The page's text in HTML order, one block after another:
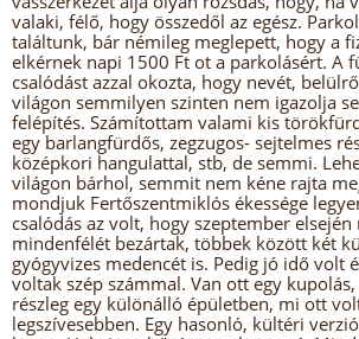
valaki, félő, hogy összedől az egész.
találtunk, bár némileg meglepett, hogy a
elkérnek napi 1500 Ft ot a parkolásért. A
csalódást azzal okozta, hogy nevét,
világon semmilyen szinten nem igazolja
felépítés. Számítottam valami kis
egy barlangfürdős, zegzugos- sejtelmes
középkori hangulattal, stb, de semmi.
világon bárhol, semmit nem kéne rajta
mondjuk Fertőszentmiklós ékessége
csalódás az volt, hogy szeptember
mindenfélét bezártak, többek között két
gyógyvizes medencét is. Pedig jó idő volt
voltak szép számmal. Van ott egy
részleg egy különálló épületben, mi ott
legszívesebben. Egy hasonló, kültéri